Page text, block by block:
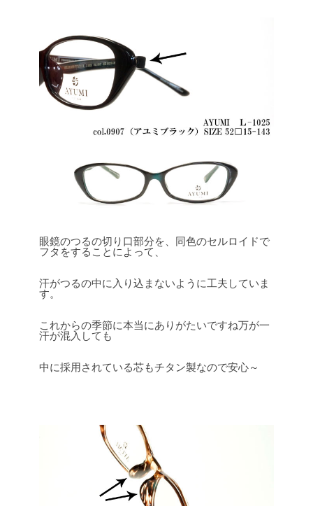
眼鏡のつるの切り口部分を、同色のセルロイドで
フタをすることによって、
汗がつるの中に入り込まないように工夫していま
す。
これからの季節に本当にありがたいですね万が一
汗が混入しても
中に採用されている芯もチタン製なので安心～